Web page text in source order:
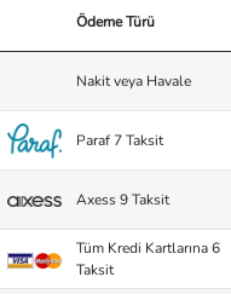
Ödeme Türü
Nakit veya Havale
Paraf 7 Taksit
Axess 9 Taksit
Tüm Kredi Kartlarına 6
Taksit